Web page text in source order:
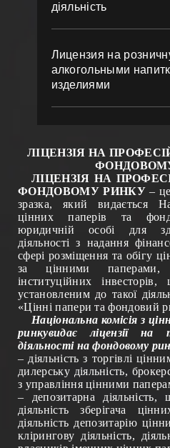
діяльність
Лицензия на
алкогольными
изделиями
ЛІЦЕНЗІЯ НА
ЛІЦЕНЗІЯ НА
ФОНДОВОМУ РИНКУ– це
зразка, який видається
цінних паперів та
юридичній особі для
діяльності з надання
сфері розміщення та обігу
за цінними паперами,
інституційних
установленим до такої
«Цінні папери та фондовий
Національна комісія з
ринкувидає ліцензії на
діяльності на фондовому
– діяльність з торгівлі
дилерську діяльність,
з управління цінними
– депозитарна
діяльність зберігача
діяльність депозитарію
клірингову діяльність,